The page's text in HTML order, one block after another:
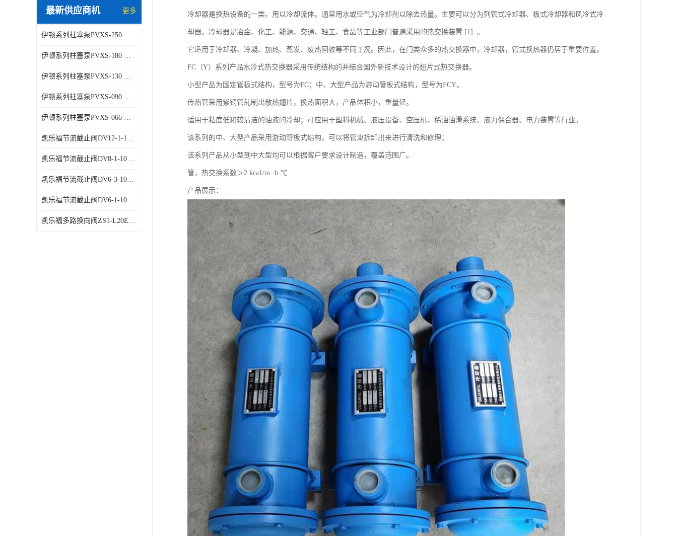
最新供应商机 更多
伊顿系列柱塞泵PVXS-250 钢铁厂液压系统增压油泵
伊顿系列柱塞泵PVXS-180 钢铁厂液压系统增压油泵
伊顿系列柱塞泵PVXS-130 钢铁厂液压系统增压油泵
伊顿系列柱塞泵PVXS-090 钢铁厂液压系统增压油泵
伊顿系列柱塞泵PVXS-066 钢铁厂液压系统增压油泵
凯乐福节流截止阀DV12-1-10 液压站节流阀
凯乐福节流截止阀DV8-1-10 液压站节流阀
凯乐福节流截止阀DV6-3-10液压站节流阀
凯乐福节流截止阀DV6-1-10 液压站节流阀
凯乐福多路换向阀ZS1-L20E-OT多路阀厂家
冷却器是换热设备的一类，用以冷却流体。通常用水或空气为冷却剂以除去热量。主要可以分为列管式冷却器、板式冷却器和风冷式冷
却器。冷却器是冶金、化工、能源、交通、轻工、食品等工业部门普遍采用的热交换装置 [1] 。
它适用于冷却器、冷凝、加热、蒸发、废热回收等不同工况。因此，在门类众多的热交换器中，冷却器，管式换热器仍居于重要位置。
FC（Y）系列产品水冷式热交换器采用传统结构的并结合国外新技术设计的翅片式热交换器。
小型产品为固定管板式结构，型号为FC；中、大型产品为游动管板式结构，型号为FCY。
传热管采用紫铜管轧制出散热翅片，换热面积大，产品体积小，重量轻。
适用于粘度低和较清洁的油液的冷却；可应用于塑料机械、液压设备、空压机、稀油油滑系统、液力偶合器、电力装置等行业。
该系列的中、大型产品采用游动管板式结构，可以将管束拆卸出来进行清洗和修理；
该系列产品从小型到中大型均可以根据客户要求设计制造，覆盖范围广。
管，热交换系数＞2 kca1/m ·h·℃
产品展示：